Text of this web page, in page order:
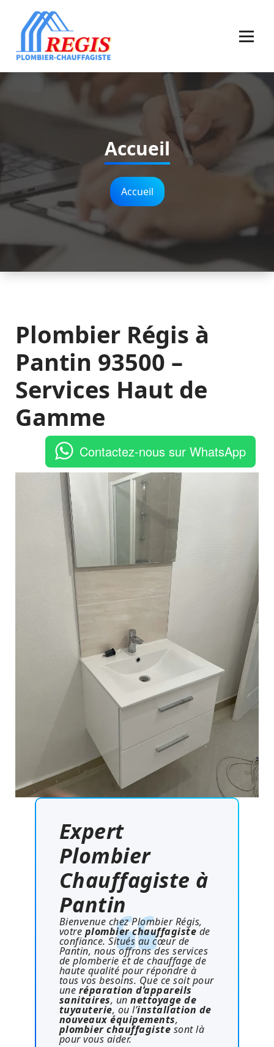
contenu
Accueil
Accueil
Plombier Régis à
Pantin 93500 –
Services Haut de
Gamme
Contactez-nous sur WhatsApp
Expert
Plombier
Chauffagiste à
Pantin
Bienvenue chez Plombier Régis,
votre plombier chauffagiste de
confiance. Situés au cœur de
Pantin, nous offrons des services
de plomberie et de chauffage de
haute qualité pour répondre à
tous vos besoins. Que ce soit pour
une réparation d’appareils
sanitaires, unnettoyage de
tuyauterie, ou l’installation de
nouveaux équipements,
plombier chauffagiste sont là
pour vous aider.